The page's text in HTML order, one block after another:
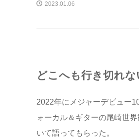
2023.01.06
どこへも行き切れ
2022年にメジャーデビュー
ォーカル＆ギターの尾崎世
いて語ってもらった。